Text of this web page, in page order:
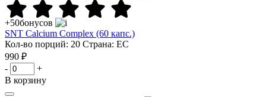
+50бонусов
SNT Calcium Complex (60 капс.)
Кол-во порций: 20 Страна: ЕС
990 ₽
-
+
В корзину